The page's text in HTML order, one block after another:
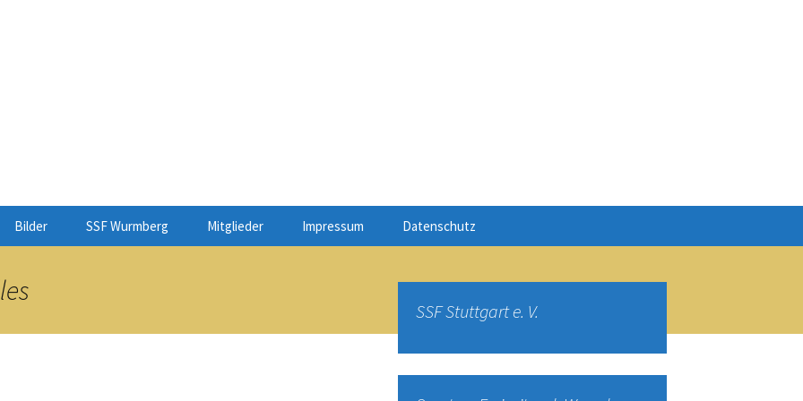
Bilder SSF Wurmberg Mitglieder Impressum Datenschutz
SSF Stuttgart e. V.